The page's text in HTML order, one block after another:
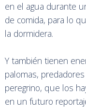
en el agua durante
de comida, para lo
la dormidera.
Y también tienen
palomas,
peregrino, que los
en un futuro